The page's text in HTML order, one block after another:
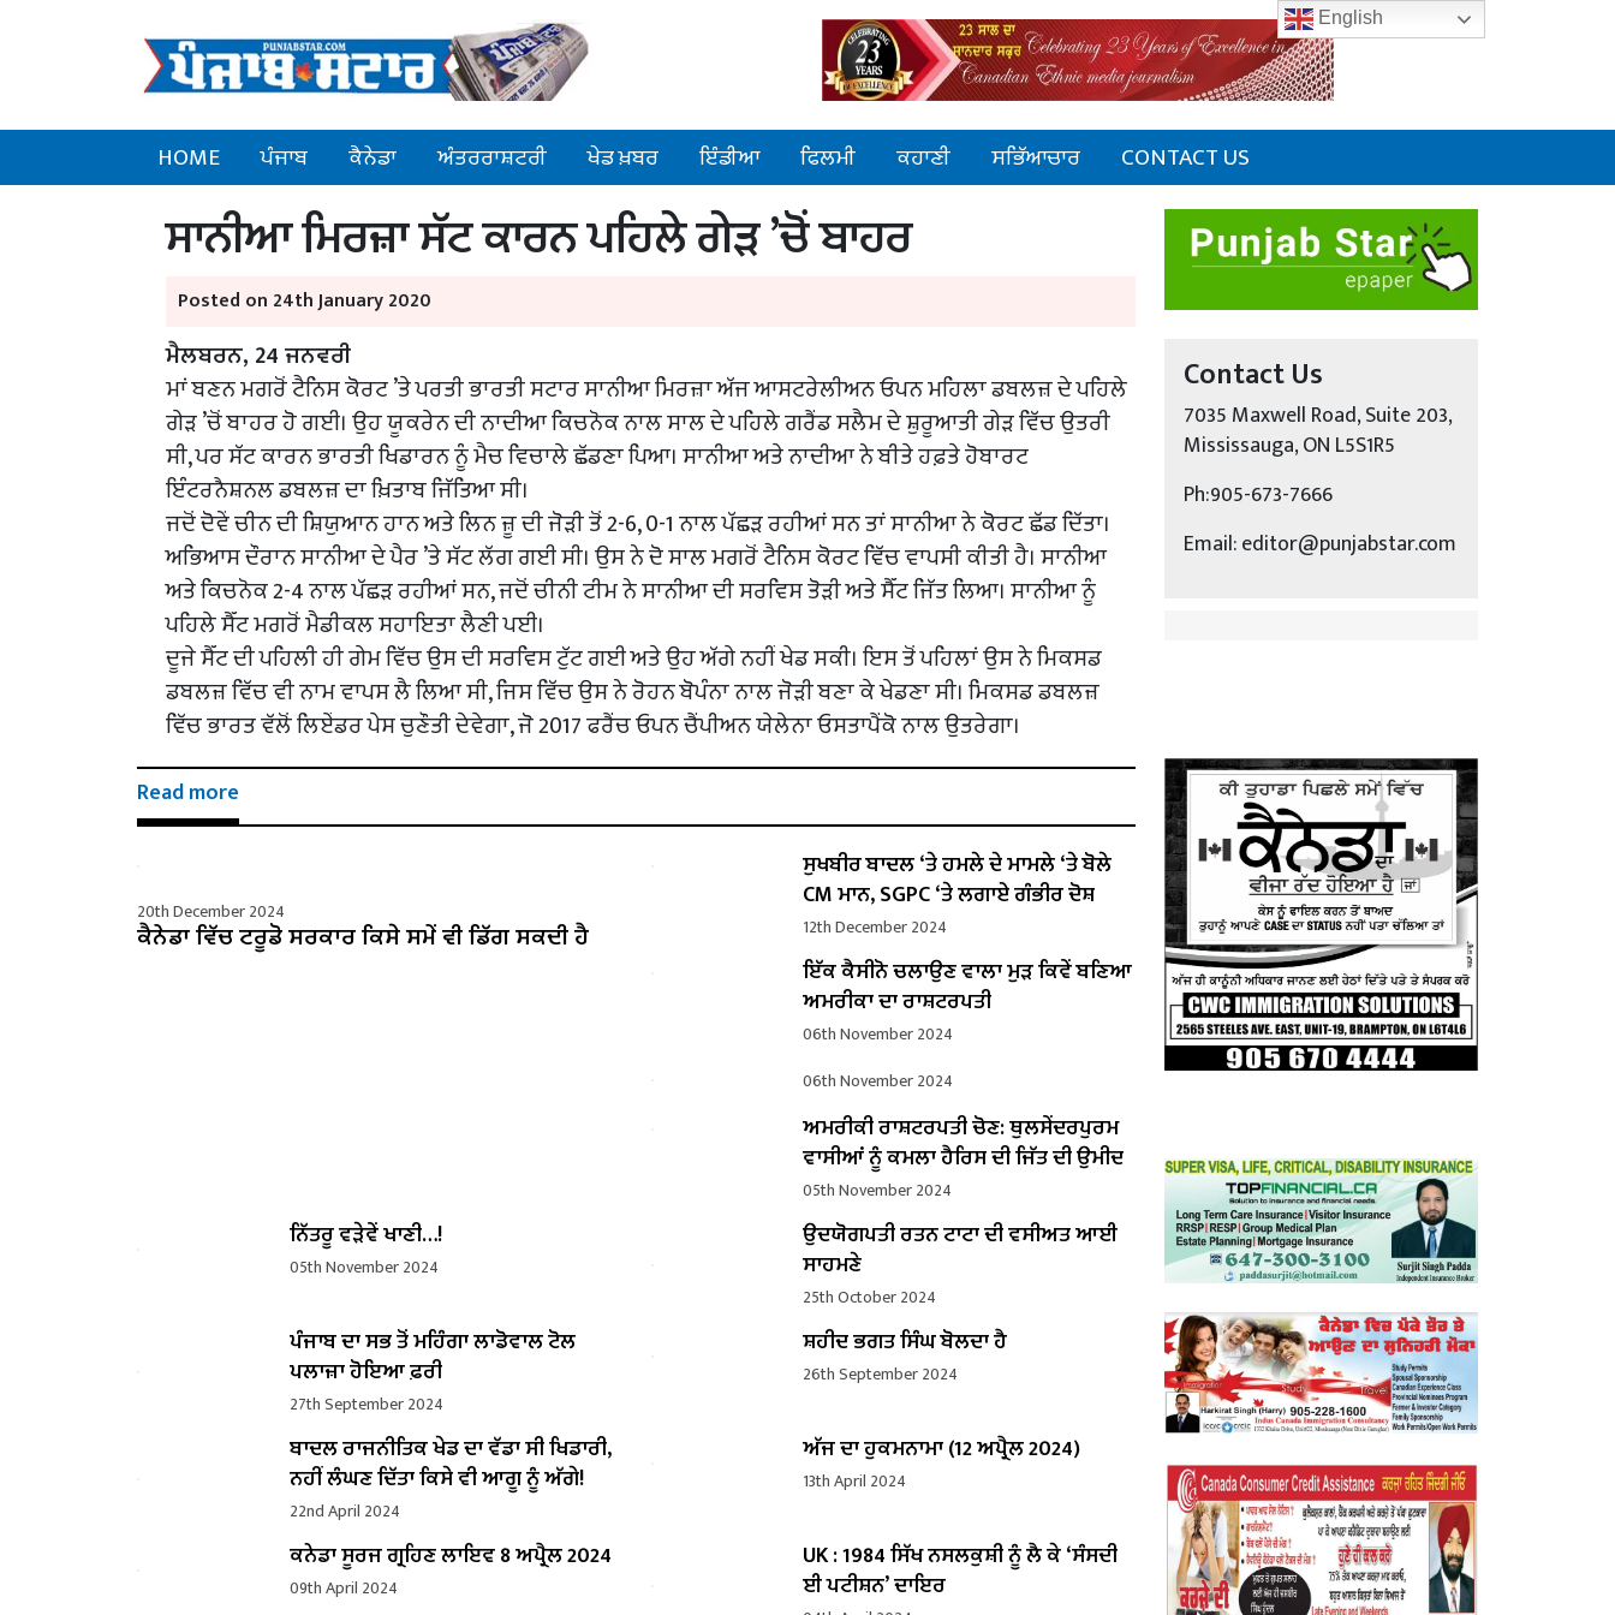
HOME ਪੰਜਾਬ ਕੈਨੇਡਾ ਅੰਤਰਰਾਸ਼ਟਰੀ ਖੇਡ ਖ਼ਬਰ ਇੰਡੀਆ ਫਿਲਮੀ ਕਹਾਣੀ ਸਭਿੱਆਚਾਰ CONTACT US
ਸਾਨੀਆ ਮਿਰਜ਼ਾ ਸੱਟ ਕਾਰਨ ਪਹਿਲੇ ਗੇੜ ’ਚੋਂ ਬਾਹਰ
Posted on 24th January 2020
ਮੈਲਬਰਨ, 24 ਜਨਵਰੀ
ਮਾਂ ਬਣਨ ਮਗਰੋਂ ਟੈਨਿਸ ਕੋਰਟ ’ਤੇ ਪਰਤੀ ਭਾਰਤੀ ਸਟਾਰ ਸਾਨੀਆ ਮਿਰਜ਼ਾ ਅੱਜ ਆਸਟਰੇਲੀਅਨ ਓਪਨ ਮਹਿਲਾ ਡਬਲਜ਼ ਦੇ ਪਹਿਲੇ
ਗੇੜ ’ਚੋਂ ਬਾਹਰ ਹੋ ਗਈ। ਉਹ ਯੂਕਰੇਨ ਦੀ ਨਾਦੀਆ ਕਿਚਨੋਕ ਨਾਲ ਸਾਲ ਦੇ ਪਹਿਲੇ ਗਰੈਂਡ ਸਲੈਮ ਦੇ ਸ਼ੁਰੂਆਤੀ ਗੇੜ ਵਿੱਚ ਉਤਰੀ
ਸੀ, ਪਰ ਸੱਟ ਕਾਰਨ ਭਾਰਤੀ ਖਿਡਾਰਨ ਨੂੰ ਮੈਚ ਵਿਚਾਲੇ ਛੱਡਣਾ ਪਿਆ। ਸਾਨੀਆ ਅਤੇ ਨਾਦੀਆ ਨੇ ਬੀਤੇ ਹਫ਼ਤੇ ਹੋਬਾਰਟ
ਇੰਟਰਨੈਸ਼ਨਲ ਡਬਲਜ਼ ਦਾ ਖ਼ਿਤਾਬ ਜਿੱਤਿਆ ਸੀ।
ਜਦੋਂ ਦੋਵੇਂ ਚੀਨ ਦੀ ਸ਼ਿਯੁਆਨ ਹਾਨ ਅਤੇ ਲਿਨ ਜ਼ੂ ਦੀ ਜੋੜੀ ਤੋਂ 2-6, 0-1 ਨਾਲ ਪੱਛੜ ਰਹੀਆਂ ਸਨ ਤਾਂ ਸਾਨੀਆ ਨੇ ਕੋਰਟ ਛੱਡ ਦਿੱਤਾ।
ਅਭਿਆਸ ਦੌਰਾਨ ਸਾਨੀਆ ਦੇ ਪੈਰ ’ਤੇ ਸੱਟ ਲੱਗ ਗਈ ਸੀ। ਉਸ ਨੇ ਦੋ ਸਾਲ ਮਗਰੋਂ ਟੈਨਿਸ ਕੋਰਟ ਵਿੱਚ ਵਾਪਸੀ ਕੀਤੀ ਹੈ। ਸਾਨੀਆ
ਅਤੇ ਕਿਚਨੋਕ 2-4 ਨਾਲ ਪੱਛੜ ਰਹੀਆਂ ਸਨ, ਜਦੋਂ ਚੀਨੀ ਟੀਮ ਨੇ ਸਾਨੀਆ ਦੀ ਸਰਵਿਸ ਤੋੜੀ ਅਤੇ ਸੈੱਟ ਜਿੱਤ ਲਿਆ। ਸਾਨੀਆ ਨੂੰ
ਪਹਿਲੇ ਸੈੱਟ ਮਗਰੋਂ ਮੈਡੀਕਲ ਸਹਾਇਤਾ ਲੈਣੀ ਪਈ।
ਦੂਜੇ ਸੈੱਟ ਦੀ ਪਹਿਲੀ ਹੀ ਗੇਮ ਵਿੱਚ ਉਸ ਦੀ ਸਰਵਿਸ ਟੁੱਟ ਗਈ ਅਤੇ ਉਹ ਅੱਗੇ ਨਹੀਂ ਖੇਡ ਸਕੀ। ਇਸ ਤੋਂ ਪਹਿਲਾਂ ਉਸ ਨੇ ਮਿਕਸਡ
ਡਬਲਜ਼ ਵਿੱਚ ਵੀ ਨਾਮ ਵਾਪਸ ਲੈ ਲਿਆ ਸੀ, ਜਿਸ ਵਿੱਚ ਉਸ ਨੇ ਰੋਹਨ ਬੋਪੰਨਾ ਨਾਲ ਜੋੜੀ ਬਣਾ ਕੇ ਖੇਡਣਾ ਸੀ। ਮਿਕਸਡ ਡਬਲਜ਼
ਵਿੱਚ ਭਾਰਤ ਵੱਲੋਂ ਲਿਏਂਡਰ ਪੇਸ ਚੁਣੌਤੀ ਦੇਵੇਗਾ, ਜੋ 2017 ਫਰੈਂਚ ਓਪਨ ਚੈਂਪੀਅਨ ਯੇਲੇਨਾ ਓਸਤਾਪੈਂਕੋ ਨਾਲ ਉਤਰੇਗਾ।
Read more
20th December 2024
ਕੈਨੇਡਾ ਵਿੱਚ ਟਰੂਡੋ ਸਰਕਾਰ ਕਿਸੇ ਸਮੇਂ ਵੀ ਡਿੱਗ ਸਕਦੀ ਹੈ
ਸੁਖਬੀਰ ਬਾਦਲ ‘ਤੇ ਹਮਲੇ ਦੇ ਮਾਮਲੇ ‘ਤੇ ਬੋਲੇ ​​
CM ਮਾਨ, SGPC ‘ਤੇ ਲਗਾਏ ਗੰਭੀਰ ਦੋਸ਼
12th December 2024
ਇੱਕ ਕੈਸੀਨੋ ਚਲਾਉਣ ਵਾਲਾ ਮੁੜ ਕਿਵੇਂ ਬਣਿਆ
ਅਮਰੀਕਾ ਦਾ ਰਾਸ਼ਟਰਪਤੀ
06th November 2024
06th November 2024
ਅਮਰੀਕੀ ਰਾਸ਼ਟਰਪਤੀ ਚੋਣ: ਥੁਲਸੇਂਦਰਪੁਰਮ
ਵਾਸੀਆਂ ਨੂੰ ਕਮਲਾ ਹੈਰਿਸ ਦੀ ਜਿੱਤ ਦੀ ਉਮੀਦ
05th November 2024
ਨਿੱਤਰੂ ਵੜੇਵੇਂ ਖਾਣੀ…!
05th November 2024
ਉਦਯੋਗਪਤੀ ਰਤਨ ਟਾਟਾ ਦੀ ਵਸੀਅਤ ਆਈ
ਸਾਹਮਣੇ
25th October 2024
ਪੰਜਾਬ ਦਾ ਸਭ ਤੋਂ ਮਹਿੰਗਾ ਲਾਡੋਵਾਲ ਟੋਲ
ਪਲਾਜ਼ਾ ਹੋਇਆ ਫ਼ਰੀ
27th September 2024
ਸ਼ਹੀਦ ਭਗਤ ਸਿੰਘ ਬੋਲਦਾ ਹੈ
26th September 2024
ਬਾਦਲ ਰਾਜਨੀਤਿਕ ਖੇਡ ਦਾ ਵੱਡਾ ਸੀ ਖਿਡਾਰੀ,
ਨਹੀਂ ਲੰਘਣ ਦਿੱਤਾ ਕਿਸੇ ਵੀ ਆਗੂ ਨੂੰ ਅੱਗੇ!
22nd April 2024
ਅੱਜ ਦਾ ਹੁਕਮਨਾਮਾ (12 ਅਪ੍ਰੈਲ 2024)
13th April 2024
ਕਨੇਡਾ ਸੂਰਜ ਗ੍ਰਹਿਣ ਲਾਇਵ 8 ਅਪ੍ਰੈਲ 2024
09th April 2024
UK : 1984 ਸਿੱਖ ਨਸਲਕੁਸ਼ੀ ਨੂੰ ਲੈ ਕੇ ‘ਸੰਸਦੀ
ਈ ਪਟੀਸ਼ਨ’ ਦਾਇਰ
Contact Us
7035 Maxwell Road, Suite 203,
Mississauga, ON L5S1R5
Ph:905-673-7666
Email: editor@punjabstar.com
English